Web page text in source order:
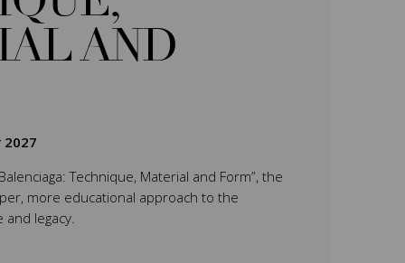
AND
2027
Technique, Material and Form”, the
more educational approach to the
legacy.